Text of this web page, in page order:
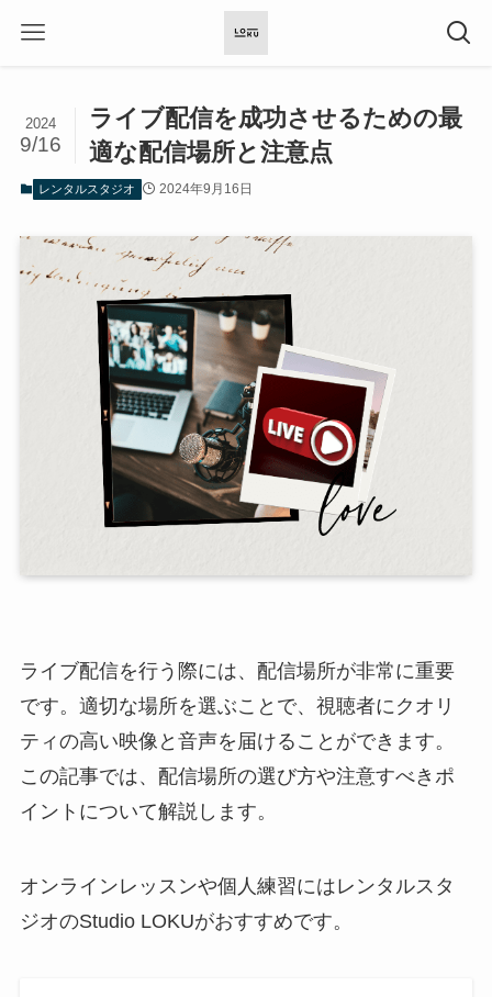
ライブ配信を成功させるための最
適な配信場所と注意点
2024
9/16
レンタルスタジオ 2024年9月16日
ライブ配信を行う際には、配信場所が非常に重要
です。適切な場所を選ぶことで、視聴者にクオリ
ティの高い映像と音声を届けることができます。
この記事では、配信場所の選び方や注意すべきポ
イントについて解説します。
オンラインレッスンや個人練習にはレンタルスタ
ジオのStudio LOKUがおすすめです。